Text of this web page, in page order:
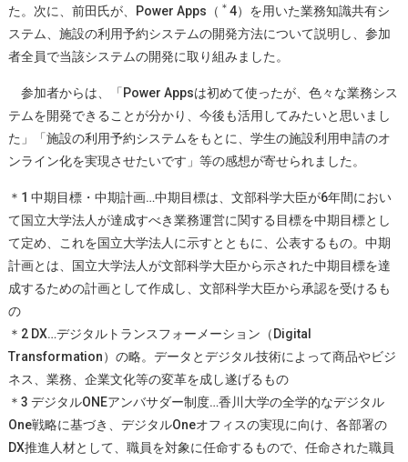
た。次に、前田氏が、Power Apps（ ＊ 4）を用いた業務知識共有シ
ステム、施設の利用予約システムの開発方法について説明し、参加
者全員で当該システムの開発に取り組みました。
参加者からは、「Power Appsは初めて使ったが、色々な業務シス
テムを開発できることが分かり、今後も活用してみたいと思いまし
た」「施設の利用予約システムをもとに、学生の施設利用申請のオ
ンライン化を実現させたいです」等の感想が寄せられました。
＊1 中期目標・中期計画…中期目標は、文部科学大臣が6年間におい
て国立大学法人が達成すべき業務運営に関する目標を中期目標とし
て定め、これを国立大学法人に示すとともに、公表するもの。中期
計画とは、国立大学法人が文部科学大臣から示された中期目標を達
成するための計画として作成し、文部科学大臣から承認を受けるも
の
＊2 DX…デジタルトランスフォーメーション（Digital
Transformation）の略。データとデジタル技術によって商品やビジ
ネス、業務、企業文化等の変革を成し遂げるもの
＊3 デジタルONEアンバサダー制度…香川大学の全学的なデジタル
One戦略に基づき、デジタルOneオフィスの実現に向け、各部署の
DX推進人材として、職員を対象に任命するもので、任命された職員